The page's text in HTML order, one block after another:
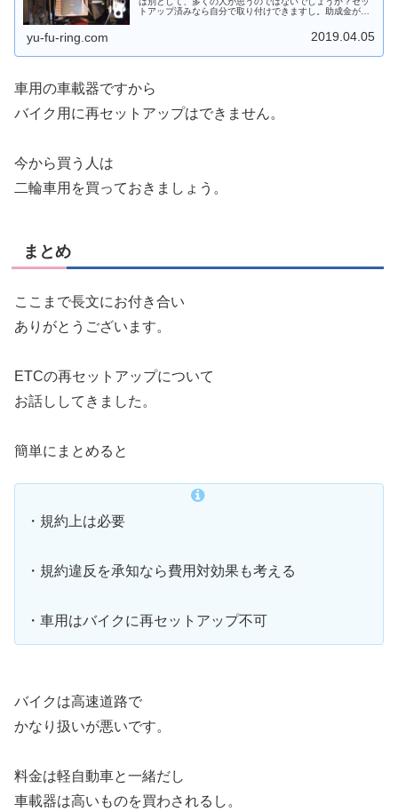
トアップ済みなら自分で取り付けできますし。助成金が出
yu-fu-ring.com 2019.04.05
車用の車載器ですから
バイク用に再セットアップはできません。
今から買う人は
二輪車用を買っておきましょう。
まとめ
ここまで長文にお付き合い
ありがとうございます。
ETCの再セットアップについて
お話ししてきました。
簡単にまとめると
・規約上は必要
・規約違反を承知なら費用対効果も考える
・車用はバイクに再セットアップ不可
バイクは高速道路で
かなり扱いが悪いです。
料金は軽自動車と一緒だし
車載器は高いものを買わされるし。